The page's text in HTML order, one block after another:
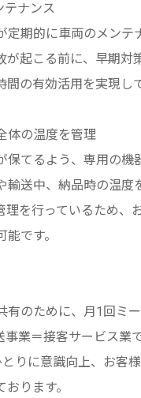
テナンス
定期的に車両のメンテ
が起こる前に、早期対
間の有効活用を実現し
体の温度を管理
保てるよう、専用の機
輸送中、納品時の温度
理を行っているため、
です。
有のために、月1回ミ
事業＝接客サービス業
りに意識向上、お客
ります。